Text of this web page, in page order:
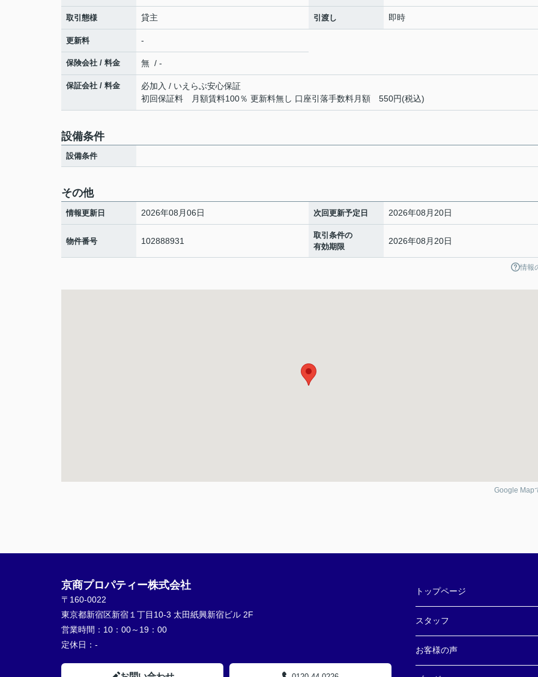
取引態様 貸主 引渡し 即時
更新料 -
保険会社 / 料金 無 / -
保証会社 / 料金
必加入 / いえらぶ安心保証
初回保証料 月額賃料100％ 更新料無し 口座引落手数料月額 550円(税込)
設備条件
設備条件
その他
情報更新日 2026年08月06日 次回更新予定日 2026年08月20日
物件番号 102888931
取引条件の
有効期限
2026年08月20日
情報
Google Map
京商プロパティー株式会社
〒160-0022
東京都新宿区新宿１丁目10-3 太田紙興新宿ビル 2F
営業時間： 10：00～19：00
定休日： -
トップページ
スタッフ
お客様の声